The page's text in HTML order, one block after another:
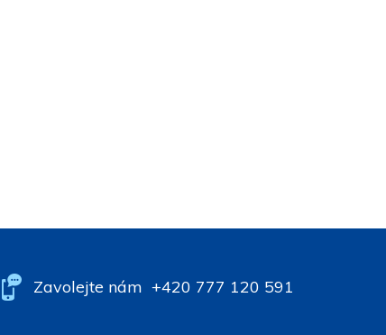
Zavolejte nám +420 777 120 591